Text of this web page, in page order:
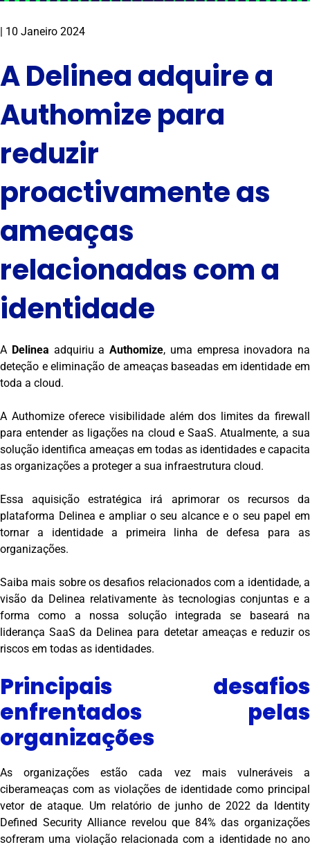
| 10 Janeiro 2024
A Delinea adquire a
Authomize para
reduzir
proactivamente as
ameaças
relacionadas com a
identidade
A Delinea adquiriu a Authomize, uma empresa inovadora na
deteção e eliminação de ameaças baseadas em identidade em
toda a cloud.
A Authomize oferece visibilidade além dos limites da firewall
para entender as ligações na cloud e SaaS. Atualmente, a sua
solução identifica ameaças em todas as identidades e capacita
as organizações a proteger a sua infraestrutura cloud.
Essa aquisição estratégica irá aprimorar os recursos da
plataforma Delinea e ampliar o seu alcance e o seu papel em
tornar a identidade a primeira linha de defesa para as
organizações.
Saiba mais sobre os desafios relacionados com a identidade, a
visão da Delinea relativamente às tecnologias conjuntas e a
forma como a nossa solução integrada se baseará na
liderança SaaS da Delinea para detetar ameaças e reduzir os
riscos em todas as identidades.
Principais desafios
enfrentados pelas
organizações
As organizações estão cada vez mais vulneráveis a
ciberameaças com as violações de identidade como principal
vetor de ataque. Um relatório de junho de 2022 da Identity
Defined Security Alliance revelou que 84% das organizações
sofreram uma violação relacionada com a identidade no ano